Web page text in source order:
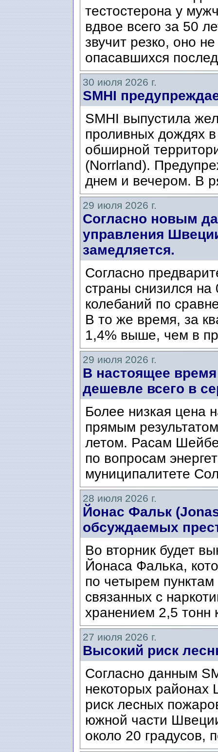
тестостерона у
вдвое всего за 50
звучит резко, оно
опасавшихся
30 июля 2026 г.
SMHI
SMHI выпустила
проливных дождях
обширной
(Norrland).
днем ​​и вечером. В
29 июля 2026 г.
Согласно новым
управления
замедляется.
Согласно
страны снизился
колебаний по
В то же время, за
1,4% выше, чем в
29 июля 2026 г.
В настоящее
дешевле всего в
Более низкая цена
прямым
летом. Расам
по вопросам
муниципалитете
28 июля 2026 г.
Йонас Фальк
обсуждаемых
Во вторник будет
Йонаса Фалька,
по четырем
связанных с
хранением 2,5 тонн
27 июля 2026 г.
Высокий риск
Согласно данным
некоторых районах
риск лесных
южной части
около 20 градусов,